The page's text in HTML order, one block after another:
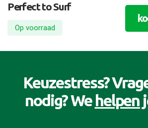
Perfect to Surf
Op voorraad
Keuzestress?
nodig? Wehelpen